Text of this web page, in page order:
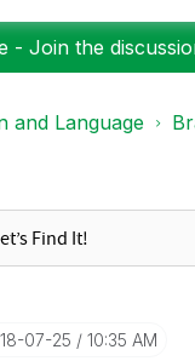
- Join the
and Language
07-25 10:35 AM